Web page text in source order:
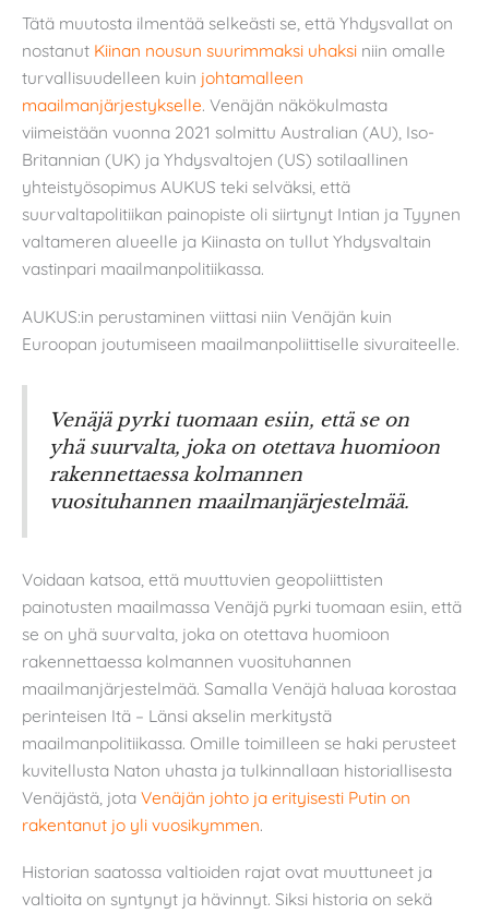
Tätä muutosta ilmentää selkeästi se, että Yhdysvallat on
nostanut Kiinan nousun suurimmaksi uhaksi niin omalle
turvallisuudelleen kuin johtamalleen
maailmanjärjestykselle. Venäjän näkökulmasta
viimeistään vuonna 2021 solmittu Australian (AU), Iso-
Britannian (UK) ja Yhdysvaltojen (US) sotilaallinen
yhteistyösopimus AUKUS teki selväksi, että
suurvaltapolitiikan painopiste oli siirtynyt Intian ja Tyynen
valtameren alueelle ja Kiinasta on tullut Yhdysvaltain
vastinpari maailmanpolitiikassa.
AUKUS:in perustaminen viittasi niin Venäjän kuin
Euroopan joutumiseen maailmanpoliittiselle sivuraiteelle.
Venäjä pyrki tuomaan esiin, että se on
yhä suurvalta, joka on otettava huomioon
rakennettaessa kolmannen
vuosituhannen maailmanjärjestelmää.
Voidaan katsoa, että muuttuvien geopoliittisten
painotusten maailmassa Venäjä pyrki tuomaan esiin, että
se on yhä suurvalta, joka on otettava huomioon
rakennettaessa kolmannen vuosituhannen
maailmanjärjestelmää. Samalla Venäjä haluaa korostaa
perinteisen Itä – Länsi akselin merkitystä
maailmanpolitiikassa. Omille toimilleen se haki perusteet
kuvitellusta Naton uhasta ja tulkinnallaan historiallisesta
Venäjästä, jota Venäjän johto ja erityisesti Putin on
rakentanut jo yli vuosikymmen.
Historian saatossa valtioiden rajat ovat muuttuneet ja
valtioita on syntynyt ja hävinnyt. Siksi historia on sekä